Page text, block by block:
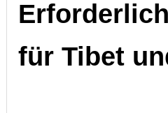
für Tibet